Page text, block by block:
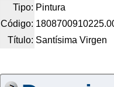
Tipo: Pintura
Código:
Título: Santísima Virgen